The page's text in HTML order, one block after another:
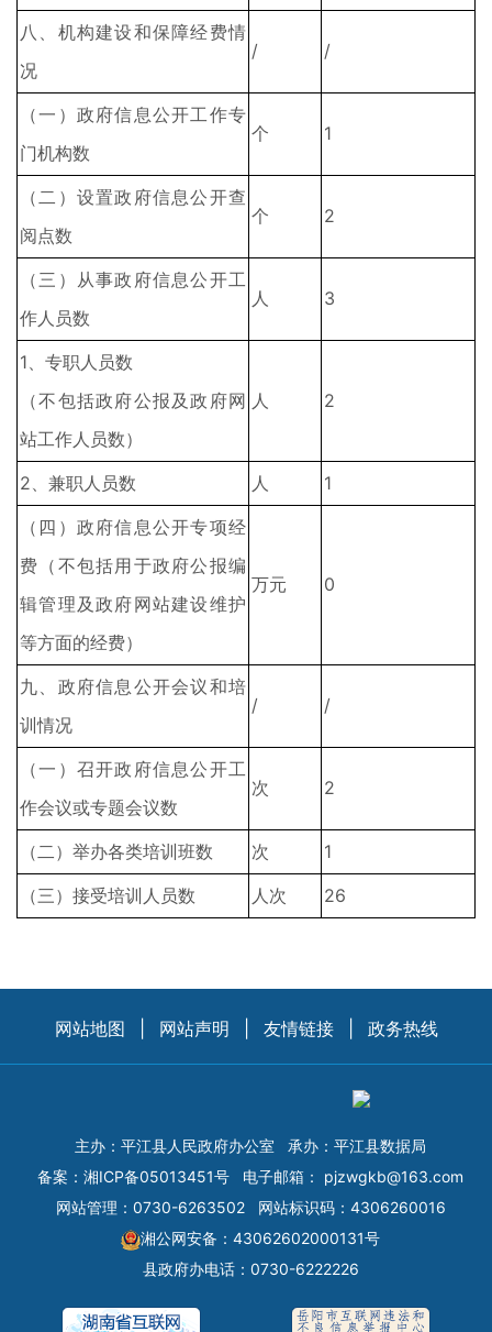
八、机构建设和保障经费情
况
/ /
（一）政府信息公开工作专
门机构数
个 1
（二）设置政府信息公开查
阅点数
个 2
（三）从事政府信息公开工
作人员数
人 3
1、专职人员数
（不包括政府公报及政府网
站工作人员数）
人 2
2、兼职人员数 人
1
（四）政府信息公开专项经
费（不包括用于政府公报编
辑管理及政府网站建设维护
等方面的经费）
万元 0
九、政府信息公开会议和培
训情况
/ /
（一）召开政府信息公开工
作会议或专题会议数
次 2
（二）举办各类培训班数 次
1
（三）接受培训人员数
人次 26
网站地图 网站声明 友情链接 政务热线
主办：平江县人民政府办公室
承办：平江县数据局
备案： 湘ICP备05013451号 电子邮箱： pjzwgkb@163.com
网站管理：0730-6263502
网站标识码：4306260016
湘公网安备：43062602000131号
县政府办电话：0730-6222226